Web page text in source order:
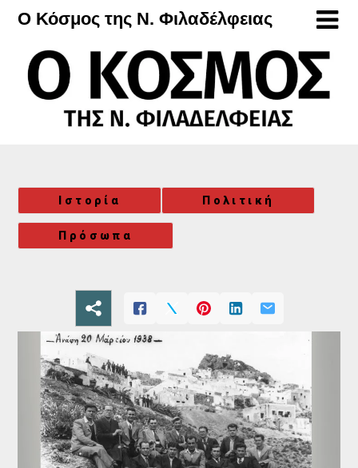
Μετάβαση
περιεχόμενο
Ο Κόσμος της Ν. Φιλαδέλφειας
Ιστορία Πολιτική
Πρόσωπα